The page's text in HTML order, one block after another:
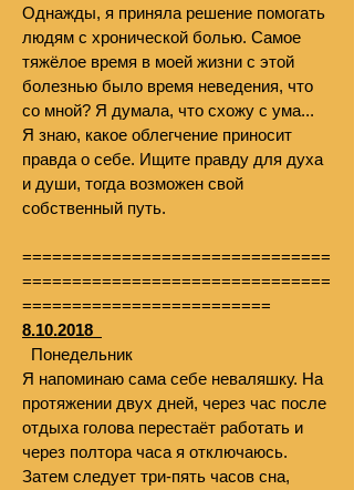
Однажды, я приняла решение помогать
людям с хронической болью. Самое
тяжёлое время в моей жизни с этой
болезнью было время неведения, что
со мной? Я думала, что схожу с ума...
Я знаю, какое облегчение приносит
правда о себе. Ищите правду для духа
и души, тогда возможен свой
собственный путь.
===============================
===============================
=========================
8.10.2018
Понедельник
Я напоминаю сама себе неваляшку. На
протяжении двух дней, через час после
отдыха голова перестаёт работать и
через полтора часа я отключаюсь.
Затем следует три-пять часов сна,